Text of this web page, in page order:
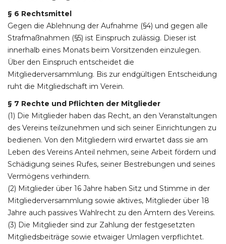
§ 6 Rechtsmittel
Gegen die Ablehnung der Aufnahme (§4) und gegen alle
Strafmaßnahmen (§5) ist Einspruch zulässig. Dieser ist
innerhalb eines Monats beim Vorsitzenden einzulegen.
Über den Einspruch entscheidet die
Mitgliederversammlung. Bis zur endgültigen Entscheidung
ruht die Mitgliedschaft im Verein.
§ 7 Rechte und Pflichten der Mitglieder
(1) Die Mitglieder haben das Recht, an den Veranstaltungen
des Vereins teilzunehmen und sich seiner Einrichtungen zu
bedienen. Von den Mitgliedern wird erwartet dass sie am
Leben des Vereins Anteil nehmen, seine Arbeit fördern und
Schädigung seines Rufes, seiner Bestrebungen und seines
Vermögens verhindern.
(2) Mitglieder über 16 Jahre haben Sitz und Stimme in der
Mitgliederversammlung sowie aktives, Mitglieder über 18
Jahre auch passives Wahlrecht zu den Ämtern des Vereins.
(3) Die Mitglieder sind zur Zahlung der festgesetzten
Mitgliedsbeiträge sowie etwaiger Umlagen verpflichtet.